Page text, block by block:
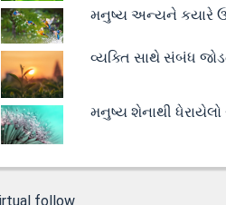
મનુષ્ય અન્યને કયારે
વ્યક્તિ સાથે સંબંધ
મનુષ્ય શેનાથી ધેરાયેલો